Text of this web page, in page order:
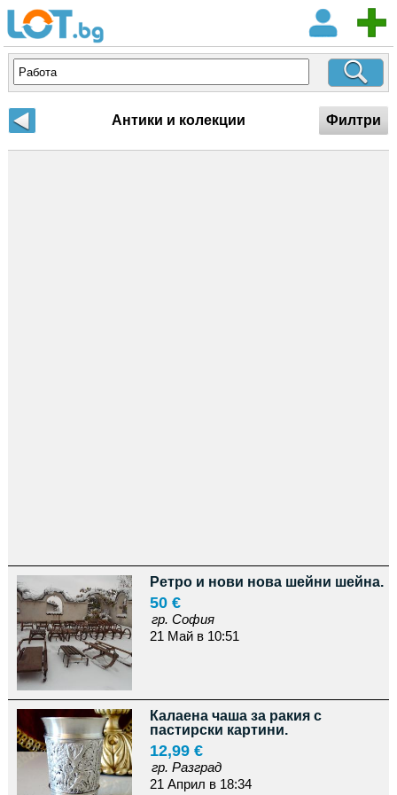
Антики и колекции Филтри
Ретро и нови нова шейни шейна.
50 €
гр. София
21 Май в 10:51
Калаена чаша за ракия с
пастирски картини.
12,99 €
гр. Разград
21 Април в 18:34